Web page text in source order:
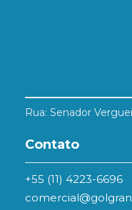
Rua: Senador
Contato
+55 (11) 4223-6696